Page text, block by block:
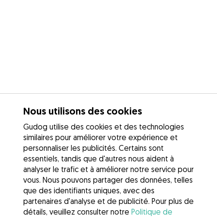
Nous utilisons des cookies
Gudog utilise des cookies et des technologies
similaires pour améliorer votre expérience et
personnaliser les publicités. Certains sont
essentiels, tandis que d'autres nous aident à
analyser le trafic et à améliorer notre service pour
vous. Nous pouvons partager des données, telles
que des identifiants uniques, avec des
partenaires d'analyse et de publicité. Pour plus de
détails, veuillez consulter notre Politique de